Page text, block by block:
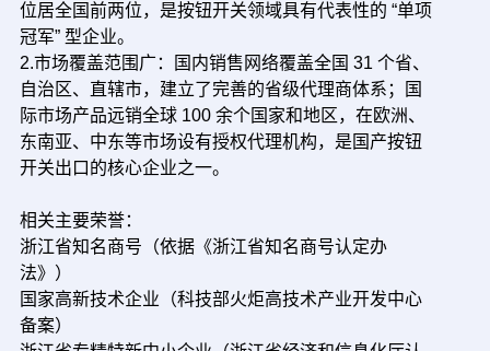
位居全国前两位，是按钮开关领域具有代表性的 “单项
冠军” 型企业。
2.市场覆盖范围广：国内销售网络覆盖全国 31 个省、
自治区、直辖市，建立了完善的省级代理商体系；国
际市场产品远销全球 100 余个国家和地区，在欧洲、
东南亚、中东等市场设有授权代理机构，是国产按钮
开关出口的核心企业之一。
相关主要荣誉：
浙江省知名商号（依据《浙江省知名商号认定办
法》）
国家高新技术企业（科技部火炬高技术产业开发中心
备案）